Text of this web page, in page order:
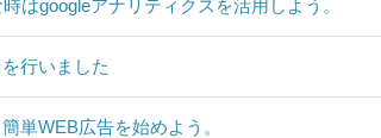
はgoogleアナリティクスを活用しよう。
行いました
単WEB広告を始めよう。